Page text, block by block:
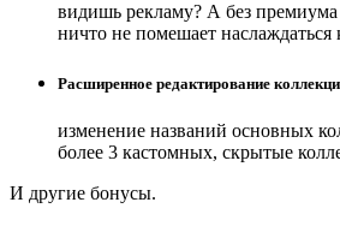
видишь рекламу? А без премиума
ничто не помешает наслаждаться
Расширенное редактирование
изменение названий основных
более 3 кастомных, скрытые
И другие бонусы.